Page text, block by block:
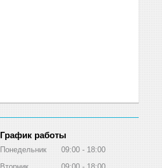
График работы
Понедельник 09:00
18:00